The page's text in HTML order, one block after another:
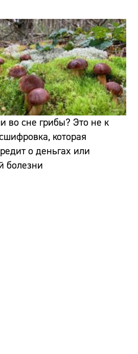
во сне грибы? Это не к
которая
о деньгах или
болезни